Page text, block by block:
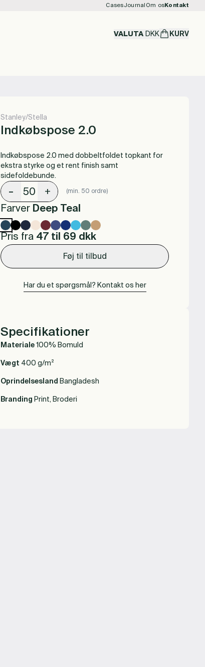
CasesJournal Om osKontakt
VALUTA DKK KURV
Stanley/Stella
Indkøbspose 2.0
Indkøbspose 2.0 med dobbeltfoldet topkant for
ekstra styrke og et rent finish samt
sidefoldebunde.
- + (min. 50 ordre)
Farver Deep Teal
Pris fra 47 til 69 dkk
Føj til tilbud
Har du et spørgsmål? Kontakt os her
Specifikationer
Materiale 100% Bomuld
Vægt 400 g/m²
Oprindelsesland Bangladesh
Branding Print, Broderi